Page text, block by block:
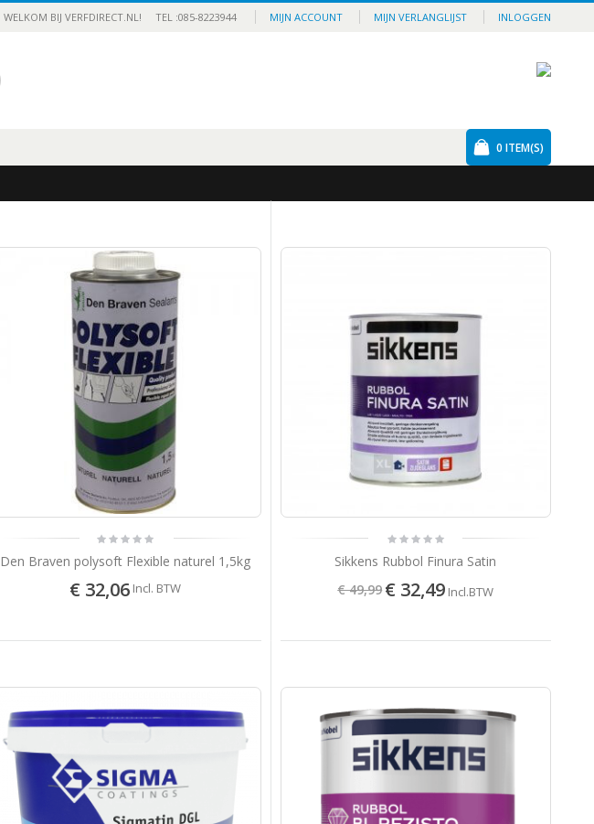
MIJN ACCOUNT MIJN VERLANGLIJST INLOGGEN
WELKOM BIJ VERFDIRECT.NL! TEL :085-8223944
0 ITEM(S)
Den Braven polysoft Flexible naturel 1,5kg
€ 32,06 Incl. BTW
Sikkens Rubbol Finura Satin
€ 49,99€ 32,49 Incl.BTW